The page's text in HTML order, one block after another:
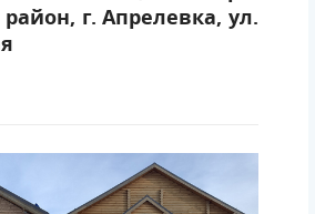
г. Апрелевка, ул.